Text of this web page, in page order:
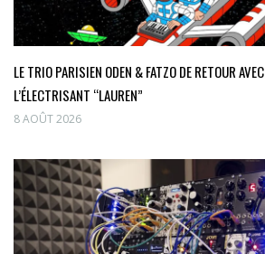
LE TRIO PARISIEN ODEN & FATZO DE RETOUR AVEC
L’ÉLECTRISANT “LAUREN”
8 AOÛT 2026